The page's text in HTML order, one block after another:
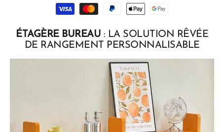
ORANGE
ORANGE
ÉTAGÈRE BUREAU : LA SOLUTION RÊVÉE
DE RANGEMENT PERSONNALISABLE